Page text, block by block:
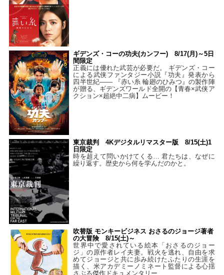
ギデンズ・コーの功夫(カンフー) 8/17(月)～5日
間限定
正義には優れた武芸が必要だ。 ギデンズ・コー
による武侠ファンタジー小説『功夫』発表から
四半世紀―― 『赤い糸 輪廻のひみつ』の製作陣
が贈る、ギデンズワールド全開の【青春×武侠ア
クション×超絶中二病】ムービー！
東京裁判 4Kデジタルリマスター版 8/15(土)1
日限定
時を超えて問いかけてくる… 君たちは、なぜに
繰り返す。歴史から何を学んだのかと。
吹替版 モンキービジネス おさるのジョージ著者
の大冒険 8/15(土)～
世界中で愛されている絵本「おさるのジョー
ジ」の原作者レイ夫妻。戦火を逃れ、自由を求
めてジョージと共に歩み続けたふたりの生涯を
描く、米アカデミーノミネート監督による心揺
さぶる傑作ドキュメンタリー